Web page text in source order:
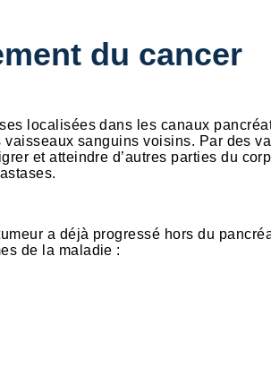
du cancer
localisées dans les canaux
sanguins voisins. Par des
et atteindre d’autres parties du
a déjà progressé hors du
de la maladie :